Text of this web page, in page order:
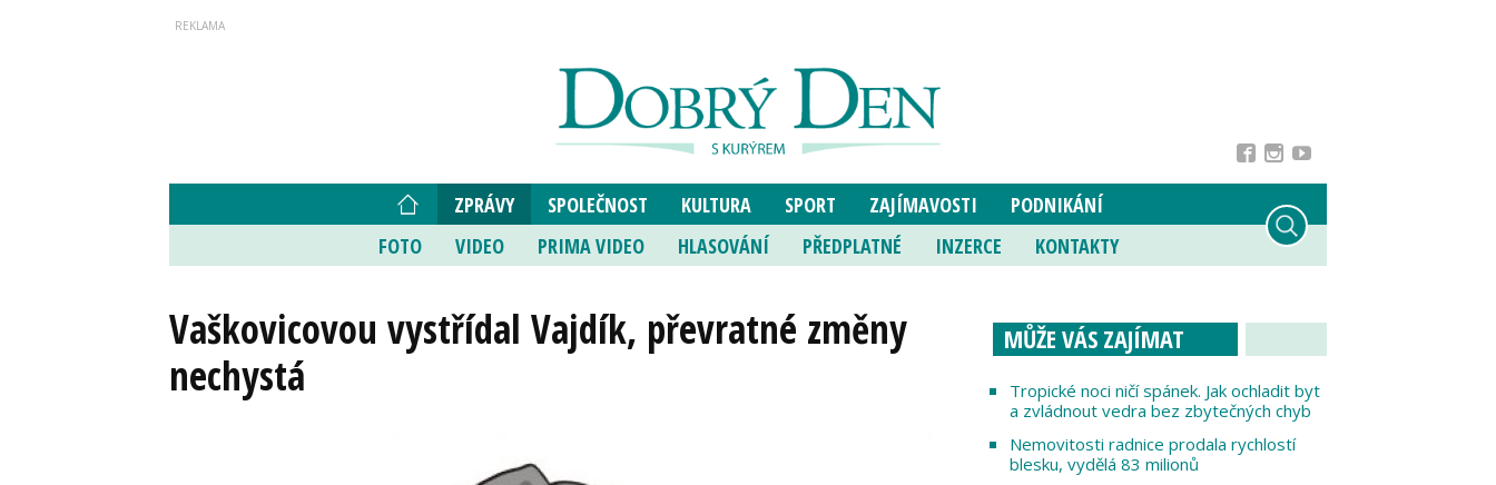
ZPRÁVY SPOLEČNOST KULTURA SPORT ZAJÍMAVOSTI
PODNIKÁNÍ
FOTO
VIDEO PRIMA VIDEO HLASOVÁNÍ PŘEDPLATNÉ INZERCE KONTAKTY
Vaškovicovou vystřídal Vajdík, převratné změny
nechystá
MŮŽE VÁS ZAJÍMAT
Tropické noci ničí spánek. Jak ochladit byt
a zvládnout vedra bez zbytečných chyb
Nemovitosti radnice prodala rychlostí
blesku, vydělá 83 milionů